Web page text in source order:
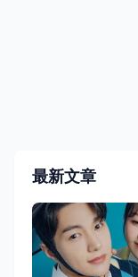
最新文章